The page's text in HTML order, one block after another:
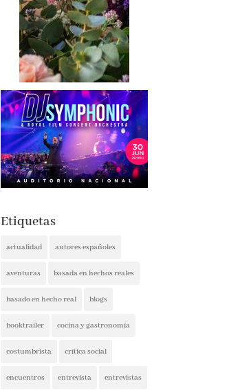
Etiquetas
actualidad autores españoles
aventuras basada en hechos reales
basado en hecho real blogs
booktrailer cocina y gastronomía
costumbrista crítica social
encuentros entrevista entrevistas